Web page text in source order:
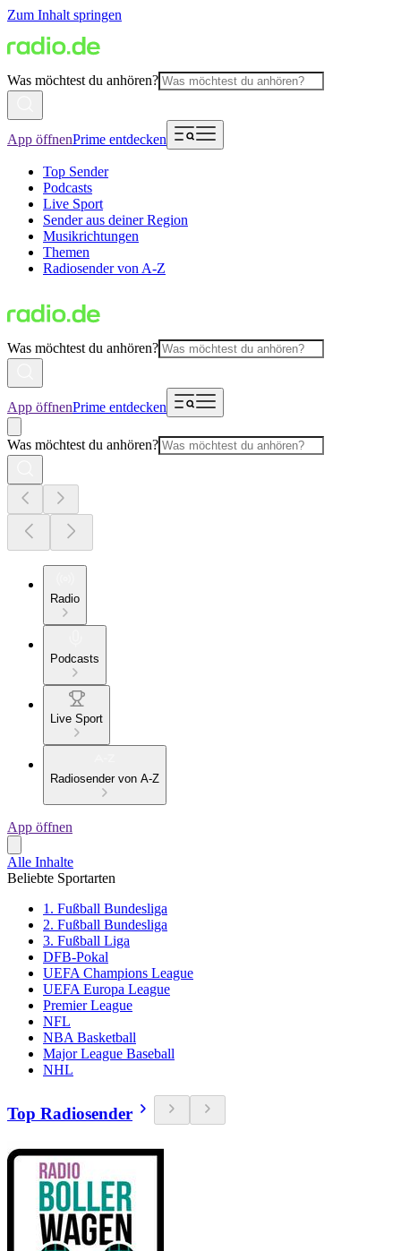
Zum Inhalt springen
Was möchtest du anhören?
App öffnenPrime entdecken
Top Sender
Podcasts
Live Sport
Sender aus deiner Region
Musikrichtungen
Themen
Radiosender von A-Z
Was möchtest du anhören?
App öffnenPrime entdecken
Was möchtest du anhören?
Radio
Podcasts
Live Sport
Radiosender von A-Z
App öffnen
Alle Inhalte
Beliebte Sportarten
1. Fußball Bundesliga
2. Fußball Bundesliga
3. Fußball Liga
DFB-Pokal
UEFA Champions League
UEFA Europa League
Premier League
NFL
NBA Basketball
Major League Baseball
NHL
Top Radiosender